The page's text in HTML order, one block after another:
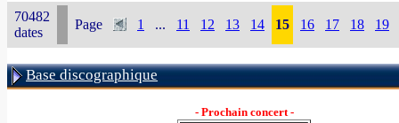
70482
dates
Page 1 ... 11 12 13 14 15 16 17 18 19
Base discographique
- Prochain concert -